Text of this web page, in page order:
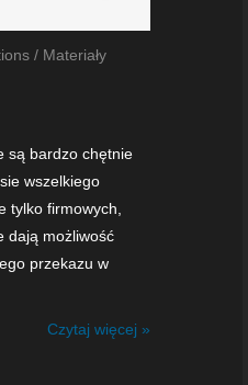
/ Materiały
są bardzo chętnie
wszelkiego
tylko firmowych,
dają możliwość
przekazu w
Czytaj więcej »